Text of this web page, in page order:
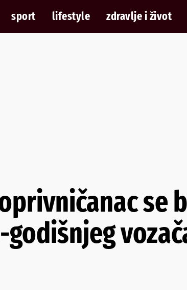
sport lifestyle zdravlje i život
se